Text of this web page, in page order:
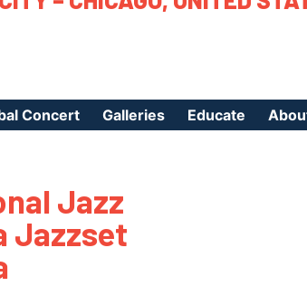
Concert Galleries
Photos
Poster Gallery
Educate
Jazz
Jazzset